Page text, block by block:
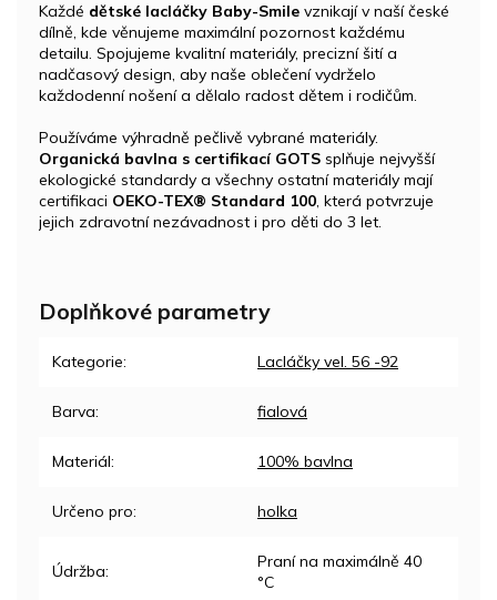
Každé dětské lacláčky Baby-Smile vznikají v naší české
dílně, kde věnujeme maximální pozornost každému
detailu. Spojujeme kvalitní materiály, precizní šití a
nadčasový design, aby naše oblečení vydrželo
každodenní nošení a dělalo radost dětem i rodičům.
Používáme výhradně pečlivě vybrané materiály.
Organická bavlna s certifikací GOTS splňuje nejvyšší
ekologické standardy a všechny ostatní materiály mají
certifikaci OEKO-TEX® Standard 100, která potvrzuje
jejich zdravotní nezávadnost i pro děti do 3 let.
Doplňkové parametry
Kategorie: Lacláčky vel. 56 -92
Barva: fialová
Materiál: 100% bavlna
Určeno pro: holka
Údržba:
Praní na maximálně 40
°C